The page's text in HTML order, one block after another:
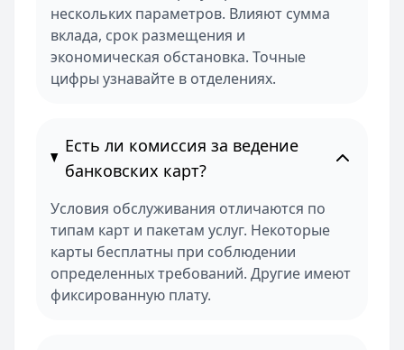
нескольких параметров. Влияют сумма
вклада, срок размещения и
экономическая обстановка. Точные
цифры узнавайте в отделениях.
Есть ли комиссия за ведение
банковских карт?
Условия обслуживания отличаются по
типам карт и пакетам услуг. Некоторые
карты бесплатны при соблюдении
определенных требований. Другие имеют
фиксированную плату.